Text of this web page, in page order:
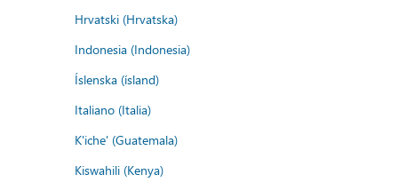
Hrvatski (Hrvatska)
Indonesia (Indonesia)
Íslenska (ísland)
Italiano (Italia)
K'iche' (Guatemala)
Kiswahili (Kenya)